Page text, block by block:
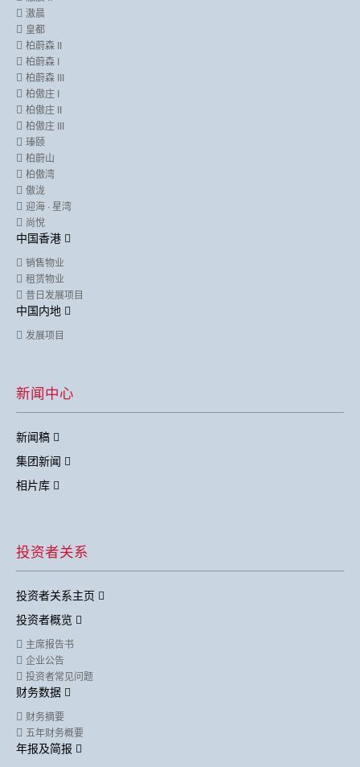
滶晨
皇都
柏蔚森 II
柏蔚森 I
柏蔚森 III
柏傲庄 I
柏傲庄 II
柏傲庄 III
瑧颐
柏蔚山
柏傲湾
傲泷
迎海 ∙ 星湾
尚悅
中国香港
销售物业
租赁物业
昔日发展项目
中国内地
发展项目
新闻中心
新闻稿
集团新闻
相片库
投资者关系
投资者关系主页
投资者概览
主席报告书
企业公告
投资者常见问题
财务数据
财务摘要
五年财务概要
年报及简报